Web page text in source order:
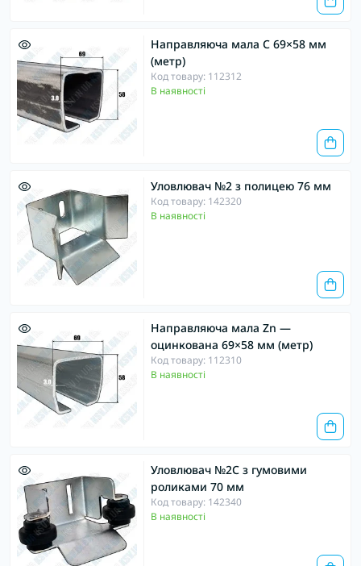
Направляюча мала С 69×58 мм
(метр)
Код товару: 112312
В наявності
Уловлювач №2 з полицею 76 мм
Код товару: 142320
В наявності
Направляюча мала Zn —
оцинкована 69×58 мм (метр)
Код товару: 112310
В наявності
Уловлювач №2С з гумовими
роликами 70 мм
Код товару: 142340
В наявності